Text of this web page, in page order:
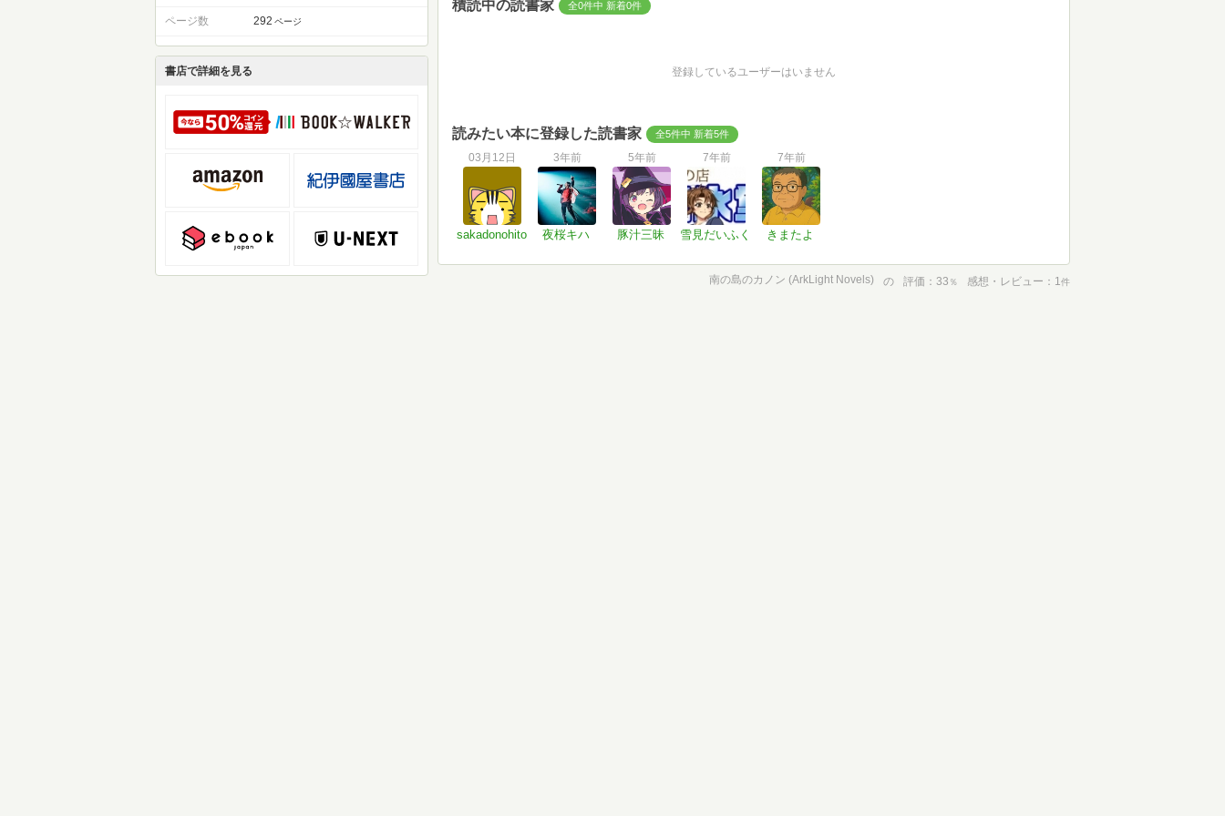
ページ数 292 ページ
書店で詳細を見る
積読中の読書家 全0件中 新着0件
登録しているユーザーはいません
読みたい本に登録した読書家 全5件中 新着5件
03月12日
sakadonohito
3年前
夜桜キハ
5年前
豚汁三昧
7年前
雪見だいふく
7年前
きまたよ
南の島のカノン (ArkLight Novels) の 評価 33 ％ 感想・レビュー 1件